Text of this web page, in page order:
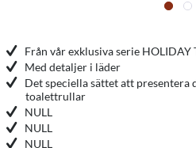
Från vår exklusiva serie HOLIDAY
Med detaljer i läder
Det speciella sättet att presentera
toalettrullar
NULL
NULL
NULL